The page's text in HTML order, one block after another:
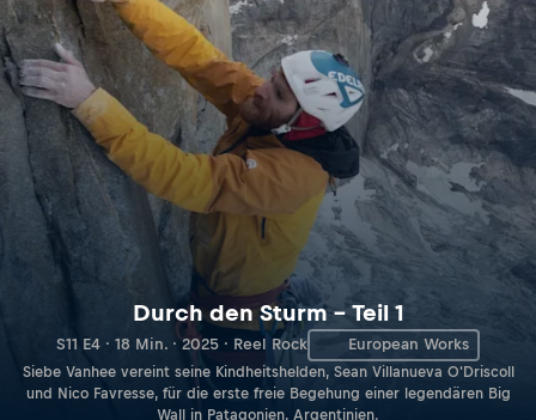
Durch den Sturm – Teil 1
S11 E4 · 18 Min. · 2025 · Reel Rock European Works
Siebe Vanhee vereint seine Kindheitshelden, Sean Villanueva O'Driscoll
und Nico Favresse, für die erste freie Begehung einer legendären Big
Wall in Patagonien, Argentinien.